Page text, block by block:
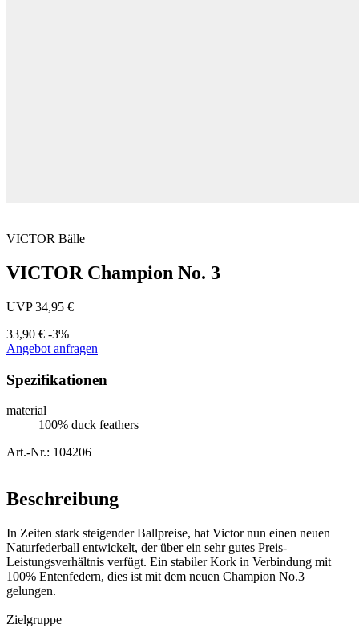
VICTOR Bälle
VICTOR Champion No. 3
UVP 34,95 €
33,90 € -3%
Angebot anfragen
Spezifikationen
material
100% duck feathers
Art.-Nr.: 104206
Beschreibung
In Zeiten stark steigender Ballpreise, hat Victor nun einen neuen
Naturfederball entwickelt, der über ein sehr gutes Preis-
Leistungsverhältnis verfügt. Ein stabiler Kork in Verbindung mit
100% Entenfedern, dies ist mit dem neuen Champion No.3
gelungen.
Zielgruppe